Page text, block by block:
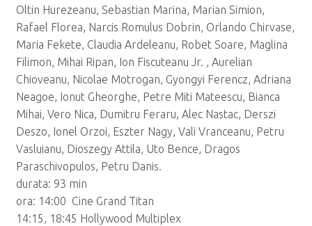
Oltin Hurezeanu, Sebastian Marina, Marian Simion,
Rafael Florea, Narcis Romulus Dobrin, Orlando Chirvase,
Maria Fekete, Claudia Ardeleanu, Robet Soare, Maglina
Filimon, Mihai Ripan, Ion Fiscuteanu Jr. , Aurelian
Chioveanu, Nicolae Motrogan, Gyongyi Ferencz, Adriana
Neagoe, Ionut Gheorghe, Petre Miti Mateescu, Bianca
Mihai, Vero Nica, Dumitru Feraru, Alec Nastac, Derszi
Deszo, Ionel Orzoi, Eszter Nagy, Vali Vranceanu, Petru
Vasluianu, Dioszegy Attila, Uto Bence, Dragos
Paraschivopulos, Petru Danis.
durata: 93 min
ora: 14:00 Cine Grand Titan
14:15, 18:45 Hollywood Multiplex